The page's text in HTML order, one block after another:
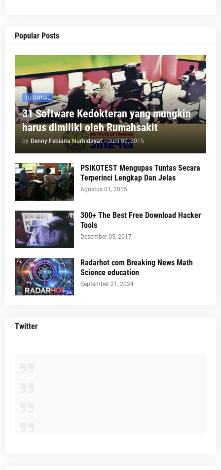
Popular Posts
TUTORIAL
31 Software Kedokteran yang mungkin
harus dimiliki oleh Rumahsakit
by Denny Febiana Nurhidayat - Juni 02, 2015
PSIKOTEST Mengupas Tuntas Secara
Terperinci Lengkap Dan Jelas
Agustus 01, 2015
300+ The Best Free Download Hacker
Tools
Desember 05, 2017
Radarhot com Breaking News Math
Science education
September 21, 2024
Twitter